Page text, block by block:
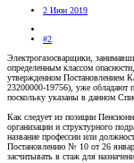
2 Июн 2019
#2
Электрогазосварщики,
определенным классом
утвержденном Постановлением
23200000-19756), уже обладают
поскольку указаны в данном
Как следует из позиции
организации и структурного
название профессии или
Постановлению № 10 от 26
засчитывать в стаж для